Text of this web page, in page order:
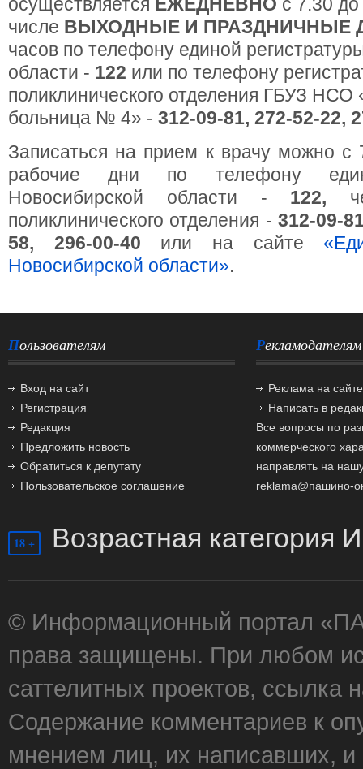
числе ВЫХОДНЫЕ И ПРАЗДНИЧНЫЕ
часов по телефону единой
области - 122 или по телефону
поликлинического отделения ГБУЗ НСО
больница № 4» - 312-09-81, 272-52-22,
Записаться на прием к врачу можно с
рабочие дни по телефону
Новосибирской области - 122,
поликлинического отделения -312-09-
58, 296-00-40 или на сайте
Новосибирской области».
Пользователям
Вход на сайт
Регистрация
Редакция
Предложить новость
Обратиться к депутату
Пользовательское соглашение
Рекламодателям
Реклама на сайте
Написать в
Все вопросы по
коммерческого
направлять на
reklama@пашино-
18 + Возрастная категория
© Информационный портал
права защищены. При любом
саттелитных проектов,
Содержание комментариев к
мнением лиц, их написавших,